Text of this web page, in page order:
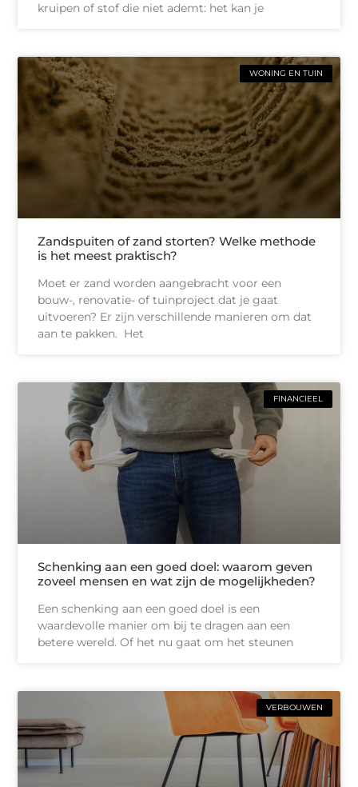
kruipen of stof die niet ademt: het kan je
WONING EN TUIN
Zandspuiten of zand storten? Welke methode
is het meest praktisch?
Moet er zand worden aangebracht voor een
bouw-, renovatie- of tuinproject dat je gaat
uitvoeren? Er zijn verschillende manieren om dat
aan te pakken. Het
FINANCIEEL
Schenking aan een goed doel: waarom geven
zoveel mensen en wat zijn de mogelijkheden?
Een schenking aan een goed doel is een
waardevolle manier om bij te dragen aan een
betere wereld. Of het nu gaat om het steunen
VERBOUWEN